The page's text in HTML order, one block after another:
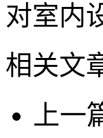
对室内
相关文
上一